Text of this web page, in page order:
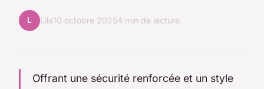
L Lila10 octobre 20254 min de lecture
Offrant une sécurité renforcée et un style